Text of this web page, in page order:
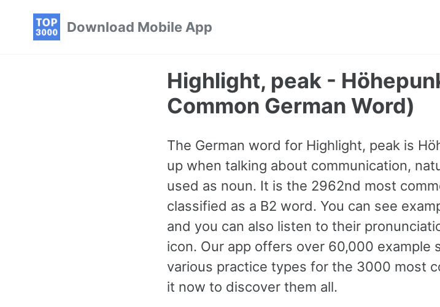
Download Mobile App
Highlight, peak -
Common German Word)
The German word for Highlight, peak is
up when talking about communication,
used as noun. It is the 2962nd most
classified as a B2 word. You can see
and you can also listen to their
icon. Our app offers over 60,000 example
various practice types for the 3000 most
it now to discover them all.